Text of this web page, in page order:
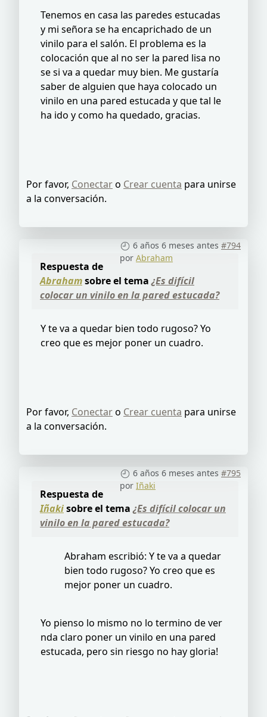
Tenemos en casa las paredes estucadas
y mi señora se ha encaprichado de un
vinilo para el salón. El problema es la
colocación que al no ser la pared lisa no
se si va a quedar muy bien. Me gustaría
saber de alguien que haya colocado un
vinilo en una pared estucada y que tal le
ha ido y como ha quedado, gracias.
Por favor, Conectaro Crear cuenta para unirse
a la conversación.
6 años 6 meses antes #794
por Abraham
Respuesta de
Abrahamsobre el tema¿Es difícil
colocar un vinilo en la pared estucada?
Y te va a quedar bien todo rugoso? Yo
creo que es mejor poner un cuadro.
Por favor, Conectaro Crear cuenta para unirse
a la conversación.
6 años 6 meses antes #795
por Iñaki
Respuesta de
Iñakisobre el tema¿Es difícil colocar un
vinilo en la pared estucada?
Abraham escribió: Y te va a quedar
bien todo rugoso? Yo creo que es
mejor poner un cuadro.
Yo pienso lo mismo no lo termino de ver
nda claro poner un vinilo en una pared
estucada, pero sin riesgo no hay gloria!